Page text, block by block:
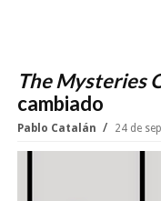
The Mysteries
cambiado
Pablo Catalán 24 de